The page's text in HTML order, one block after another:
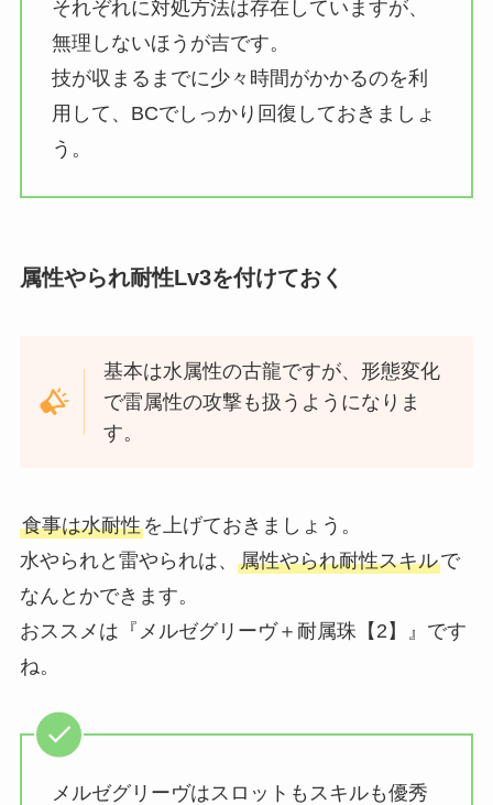
それぞれに対処方法は存在していますが、
無理しないほうが吉です。
技が収まるまでに少々時間がかかるのを利
用して、BCでしっかり回復しておきましょ
う。
属性やられ耐性Lv3を付けておく
基本は水属性の古龍ですが、形態変化
で雷属性の攻撃も扱うようになりま
す。
食事は水耐性を上げておきましょう。
水やられと雷やられは、 属性やられ耐性スキルで
なんとかできます。
おススメは『メルゼグリーヴ＋耐属珠【2】』です
ね。
メルゼグリーヴはスロットもスキルも優秀